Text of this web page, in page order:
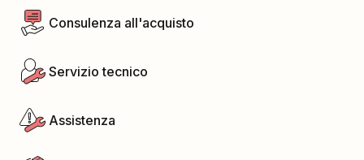
Consulenza all'acquisto
Servizio tecnico
Assistenza